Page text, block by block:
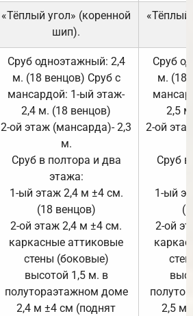
«Тёплый угол» (коренной
шип).
«Тёплый
Сруб одноэтажный: 2,4
м. (18 венцов) Сруб с
мансардой: 1-ый этаж-
2,4 м. (18 венцов)
2-ой этаж (мансарда)- 2,3
м.
Сруб в полтора и два
этажа:
1-ый этаж 2,4 м ±4 см.
(18 венцов)
2-ой этаж 2,4 м ±4 см.
каркасные аттиковые
стены (боковые)
высотой 1,5 м. в
полутораэтажном доме
2,4 м ±4 см (поднят
Сруб
м. (18
2,5
2-ой
Сруб
1-ый
2-ой
2,5 м